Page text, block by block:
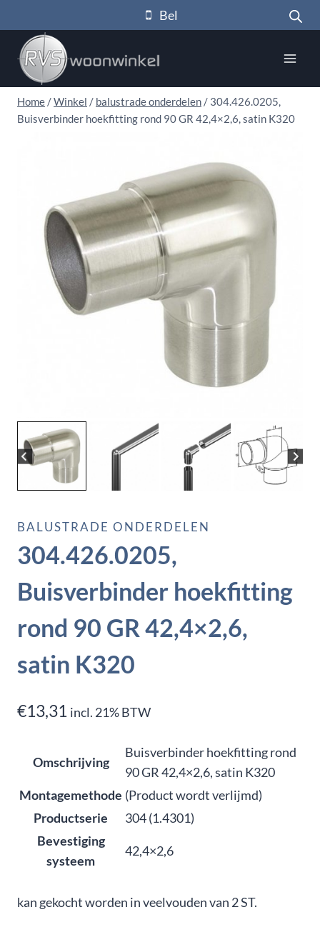
naar
inhoud
Bel
Home /Winkel / balustrade onderdelen / 304.426.0205,
Buisverbinder hoekfitting rond 90 GR 42,4×2,6, satin K320
BALUSTRADE ONDERDELEN
304.426.0205,
Buisverbinder hoekfitting
rond 90 GR 42,4×2,6,
satin K320
€13,31 incl. 21% BTW
Omschrijving
Buisverbinder hoekfitting rond
90 GR 42,4×2,6, satin K320
Montagemethode (Product wordt verlijmd)
Productserie
304 (1.4301)
Bevestiging
systeem
42,4×2,6
kan gekocht worden in veelvouden van 2 ST.